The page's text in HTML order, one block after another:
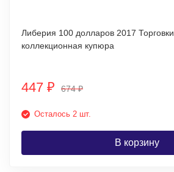
Либерия 100 долларов 2017 Торговки UNC /
коллекционная купюра
447 ₽ 674₽
Осталось 2 шт.
В корзину